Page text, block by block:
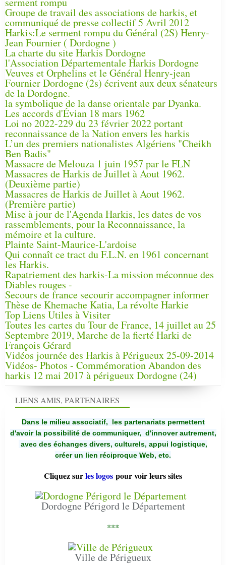
Groupe de travail des associations de harkis, et
communiqué de presse collectif 5 Avril 2012
Harkis:Le serment rompu du Général (2S) Henry-
Jean Fournier ( Dordogne )
La charte du site Harkis Dordogne
l'Association Départementale Harkis Dordogne
Veuves et Orphelins et le Général Henry-jean
Fournier Dordogne (2s) écrivent aux deux sénateurs
de la Dordogne.
la symbolique de la danse orientale par Dyanka.
Les accords d'Évian 18 mars 1962
Loi no 2022-229 du 23 février 2022 portant
reconnaissance de la Nation envers les harkis
L’un des premiers nationalistes Algériens "Cheikh
Ben Badis"
Massacre de Melouza 1 juin 1957 par le FLN
Massacres de Harkis de Juillet à Aout 1962.
(Deuxième partie)
Massacres de Harkis de Juillet à Aout 1962.
(Première partie)
Mise à jour de l'Agenda Harkis, les dates de vos
rassemblements, pour la Reconnaissance, la
mémoire et la culture.
Plainte Saint-Maurice-L'ardoise
Qui connaît ce tract du F.L.N. en 1961 concernant
les Harkis.
Rapatriement des harkis-La mission méconnue des
Diables rouges -
Secours de france secourir accompagner informer
Thèse de Khemache Katia, La révolte Harkie
Top Liens Utiles à Visiter
Toutes les cartes du Tour de France, 14 juillet au 25
Septembre 2019, Marche de la fierté Harki de
François Gérard
Vidéos journée des Harkis à Périgueux 25-09-2014
Vidéos- Photos - Commémoration Abandon des
harkis 12 mai 2017 à périgueux Dordogne (24)
LIENS AMIS, PARTENAIRES
Dans le milieu associatif, les partenariats permettent
d'avoir la possibilité de communiquer, d'innover autrement,
avec des échanges divers, culturels, appui logistique,
créer un lien réciproque Web, etc.
Cliquez surles logos pour voir leurs sites
Dordogne Périgord le Département
***
Ville de Périgueux